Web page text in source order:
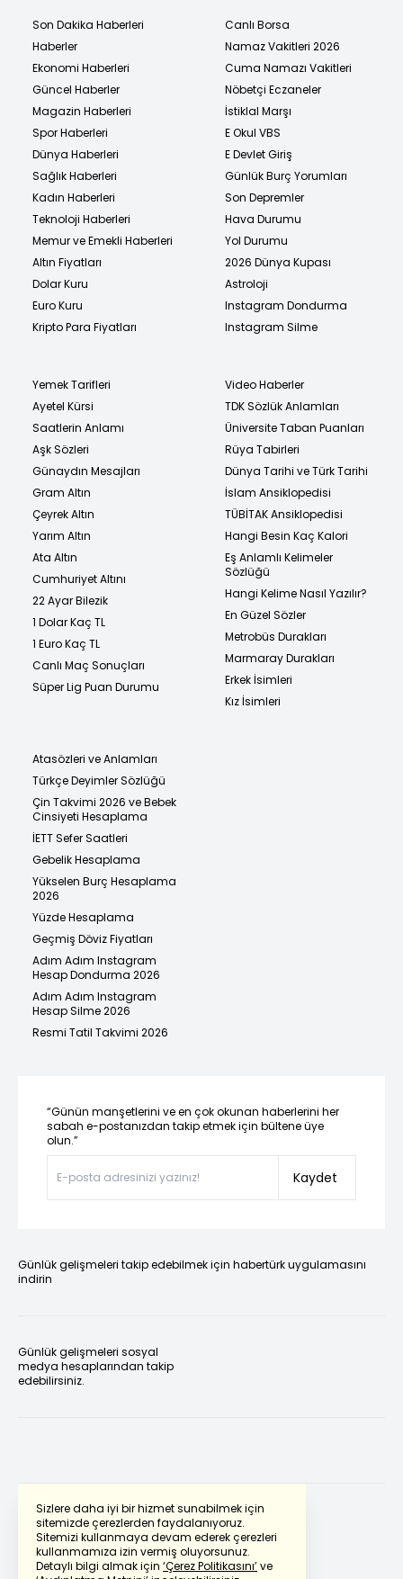
Sizlere daha iyi bir hizmet sunabilmek için
sitemizde çerezlerden faydalanıyoruz.
Sitemizi kullanmaya devam ederek çerezleri
kullanmamıza izin vermiş oluyorsunuz.
Detaylı bilgi almak için ‘Çerez Politikasını’ve
Son Dakika Haberleri
Haberler
Ekonomi Haberleri
Güncel Haberler
Magazin Haberleri
Spor Haberleri
Dünya Haberleri
Sağlık Haberleri
Kadın Haberleri
Teknoloji Haberleri
Memur ve Emekli Haberleri
Altın Fiyatları
Dolar Kuru
Euro Kuru
Kripto Para Fiyatları
Canlı Borsa
Namaz Vakitleri 2026
Cuma Namazı Vakitleri
Nöbetçi Eczaneler
İstiklal Marşı
E Okul VBS
E Devlet Giriş
Günlük Burç Yorumları
Son Depremler
Hava Durumu
Yol Durumu
2026 Dünya Kupası
Astroloji
Instagram Dondurma
Instagram Silme
Yemek Tarifleri
Ayetel Kürsi
Saatlerin Anlamı
Aşk Sözleri
Günaydın Mesajları
Gram Altın
Çeyrek Altın
Yarım Altın
Ata Altın
Cumhuriyet Altını
22 Ayar Bilezik
1 Dolar Kaç TL
1 Euro Kaç TL
Canlı Maç Sonuçları
Süper Lig Puan Durumu
Video Haberler
TDK Sözlük Anlamları
Üniversite Taban Puanları
Rüya Tabirleri
Dünya Tarihi ve Türk Tarihi
İslam Ansiklopedisi
TÜBİTAK Ansiklopedisi
Hangi Besin Kaç Kalori
Eş Anlamlı Kelimeler
Sözlüğü
Hangi Kelime Nasıl Yazılır?
En Güzel Sözler
Metrobüs Durakları
Marmaray Durakları
Erkek İsimleri
Kız İsimleri
Atasözleri ve Anlamları
Türkçe Deyimler Sözlüğü
Çin Takvimi 2026 ve Bebek
Cinsiyeti Hesaplama
İETT Sefer Saatleri
Gebelik Hesaplama
Yükselen Burç Hesaplama
2026
Yüzde Hesaplama
Geçmiş Döviz Fiyatları
Adım Adım Instagram
Hesap Dondurma 2026
Adım Adım Instagram
Hesap Silme 2026
Resmi Tatil Takvimi 2026
“Günün manşetlerini ve en çok okunan haberlerini her
sabah e-postanızdan takip etmek için bültene üye
olun.”
Kaydet
Günlük gelişmeleri takip edebilmek için habertürk uygulamasını
indirin
Günlük gelişmeleri sosyal
medya hesaplarından takip
edebilirsiniz.
Powered by Translate